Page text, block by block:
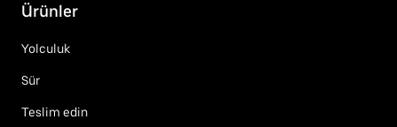
Ürünler
Yolculuk
Sür
Teslim edin